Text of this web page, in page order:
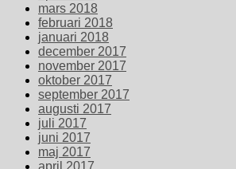
mars 2018
februari 2018
januari 2018
december 2017
november 2017
oktober 2017
september 2017
augusti 2017
juli 2017
juni 2017
maj 2017
april 2017